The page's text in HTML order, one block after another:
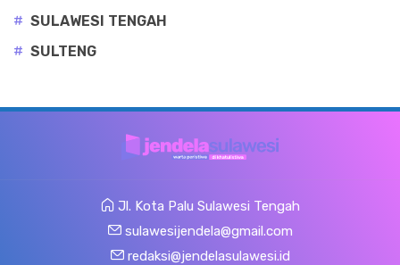
# SULAWESI TENGAH
# SULTENG
Jl. Kota Palu Sulawesi Tengah
sulawesijendela@gmail.com
redaksi@jendelasulawesi.id